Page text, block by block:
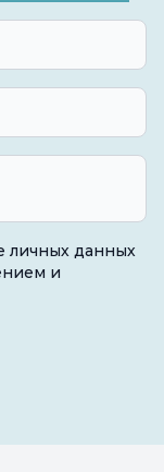
личных данных
и